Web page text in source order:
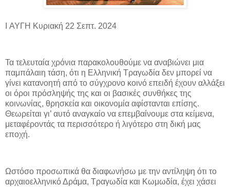
I ΑΥΓΗ Κυριακή 22 Σεπτ. 2024
Τα τελευταία χρόνια παρακολουθούμε να αναβιώνει μια
παμπάλαιη τάση, ότι η Ελληνική Τραγωδία δεν μπορεί να
γίνει κατανοητή από το σύγχρονο κοινό επειδή έχουν αλλάξει
οι όροι πρόσληψής της και οι βασικές συνθήκες της
κοινωνίας, θρησκεία και οικονομία αφίστανται επίσης.
Θεωρείται γι’ αυτό αναγκαίο να επεμβαίνουμε στα κείμενα,
μεταφέροντάς τα περισσότερο ή λιγότερο στη δική μας
εποχή.
Ωστόσο προσωπικά θα διαφωνήσω με την αντίληψη ότι το
αρχαιοελληνικό Δράμα, Τραγωδία και Κωμωδία, έχει χάσει